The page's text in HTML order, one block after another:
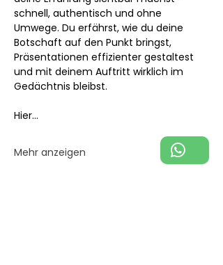
schnell, authentisch und ohne
Umwege. Du erfährst, wie du deine
Botschaft auf den Punkt bringst,
Präsentationen effizienter gestaltest
und mit deinem Auftritt wirklich im
Gedächtnis bleibst.
Hier…
Mehr anzeigen